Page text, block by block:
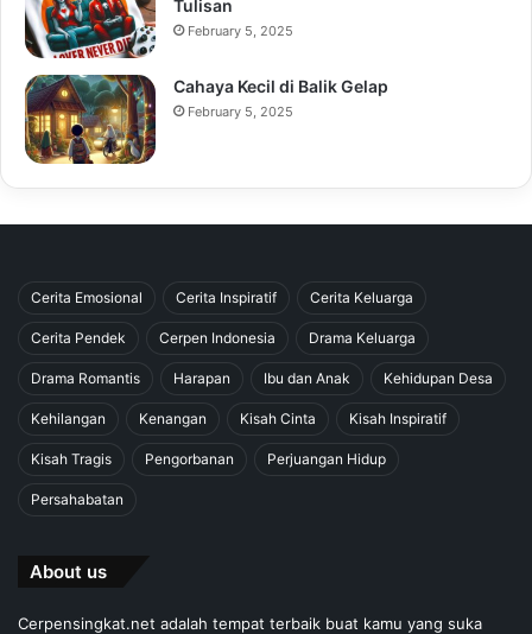
Tulisan
February 5, 2025
Cahaya Kecil di Balik Gelap
February 5, 2025
Cerita Emosional Cerita Inspiratif Cerita Keluarga
Cerita Pendek Cerpen Indonesia Drama Keluarga
Drama Romantis Harapan Ibu dan Anak Kehidupan Desa
Kehilangan Kenangan Kisah Cinta Kisah Inspiratif
Kisah Tragis Pengorbanan Perjuangan Hidup
Persahabatan
About us
Cerpensingkat.net adalah tempat terbaik buat kamu yang suka